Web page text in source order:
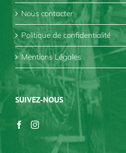
Nous contacter
Politique de confidentialité
Mentions Légales
SUIVEZ-NOUS